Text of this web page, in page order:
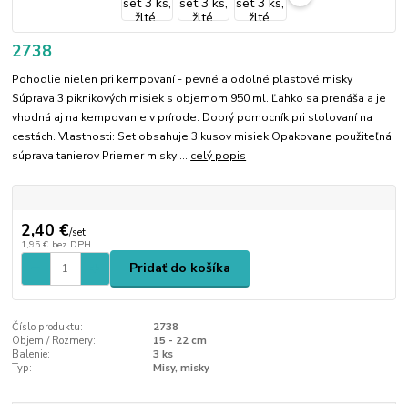
2738
Pohodlie nielen pri kempovaní - pevné a odolné plastové misky
Súprava 3 piknikových misiek s objemom 950 ml. Ľahko sa prenáša a je
vhodná aj na kempovanie v prírode. Dobrý pomocník pri stolovaní na
cestách. Vlastnosti: Set obsahuje 3 kusov misiek Opakovane použiteľná
súprava tanierov Priemer misky:... celý popis
2,40 €/set
1,95 € bez DPH
Pridať do košíka
Číslo produktu:
2738
Objem / Rozmery:
15 - 22 cm
Balenie:
3 ks
Typ:
Misy, misky